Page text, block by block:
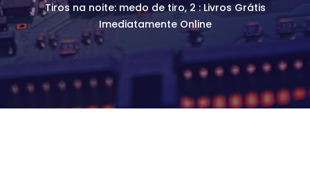
Tiros na noite: medo de tiro, 2 : Livros Grátis
Imediatamente Online